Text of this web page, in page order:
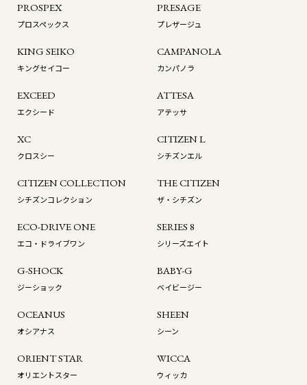
PROSPEX
プロスペックス
PRESAGE
プレザージュ
KING SEIKO
キングセイコー
CAMPANOLA
カンパノラ
EXCEED
エクシード
ATTESA
アテッサ
XC
クロスシー
CITIZEN L
シチズンエル
CITIZEN COLLECTION
シチズンコレクション
THE CITIZEN
ザ・シチズン
ECO-DRIVE ONE
エコ・ドライブワン
SERIES 8
シリーズエイト
G-SHOCK
ジーショック
BABY-G
ベイビージー
OCEANUS
オシアナス
SHEEN
シーン
ORIENT STAR
オリエントスター
WICCA
ウィッカ